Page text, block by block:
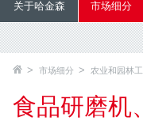
关于哈金森 市场细分
市场细分 农业和园林
食品研磨机